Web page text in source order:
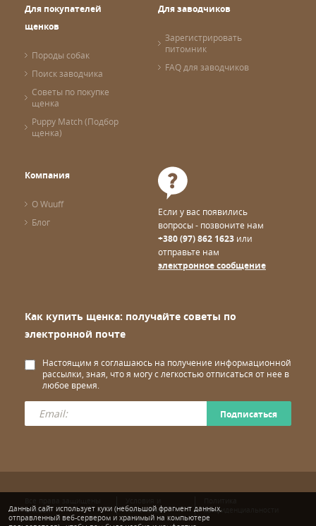
Для покупателей
щенков
Породы собак
Поиск заводчика
Советы по покупке
щенка
Puppy Match (Подбор
щенка)
Для заводчиков
Зарегистрировать
питомник
FAQ для заводчиков
Компания
О Wuuff
Блог
Если у вас появились
вопросы - позвоните нам
+380 (97) 862 1623 или
отправьте нам
электронное сообщение
Как купить щенка: получайте советы по
электронной почте
Настоящим я соглашаюсь на получение информационной
рассылки, зная, что я могу с легкостью отписаться от нее в
любое время.
Подписаться
© wuuff
положения
конфиденциальности
Данный сайт использует куки (небольшой фрагмент данных,
отправленный веб-сервером и хранимый на компьютере